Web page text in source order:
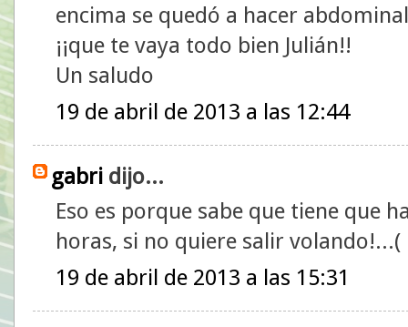
encima se quedó a hacer
¡¡que te vaya todo bien Julián!!
Un saludo
19 de abril de 2013 a las 12:44
gabri dijo...
Eso es porque sabe que tiene que
horas, si no quiere salir
19 de abril de 2013 a las 15:31